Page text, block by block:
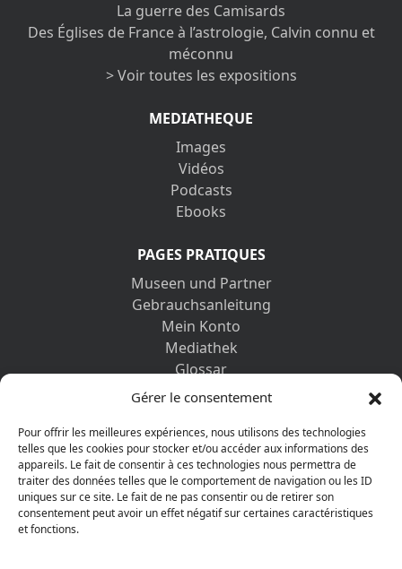
Gérer le consentement
Pour offrir les meilleures expériences, nous utilisons des technologies
telles que les cookies pour stocker et/ou accéder aux informations des
appareils. Le fait de consentir à ces technologies nous permettra de
traiter des données telles que le comportement de navigation ou les ID
uniques sur ce site. Le fait de ne pas consentir ou de retirer son
consentement peut avoir un effet négatif sur certaines caractéristiques
et fonctions.
La guerre des Camisards
Des Églises de France à l’astrologie, Calvin connu et
méconnu
> Voir toutes les expositions
MEDIATHEQUE
Images
Vidéos
Podcasts
Ebooks
PAGES PRATIQUES
Museen und Partner
Gebrauchsanleitung
Mein Konto
Mediathek
Glossar
Kontaktformular
Datenschutz-Bestimmungen
ENTDECKEN SIE AUCH